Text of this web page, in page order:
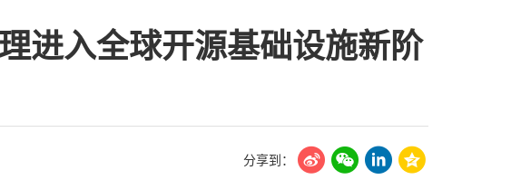
碳中和
与环保
娱乐时尚与艺术
新加坡
进入全球开源基础设施新阶
分享到：